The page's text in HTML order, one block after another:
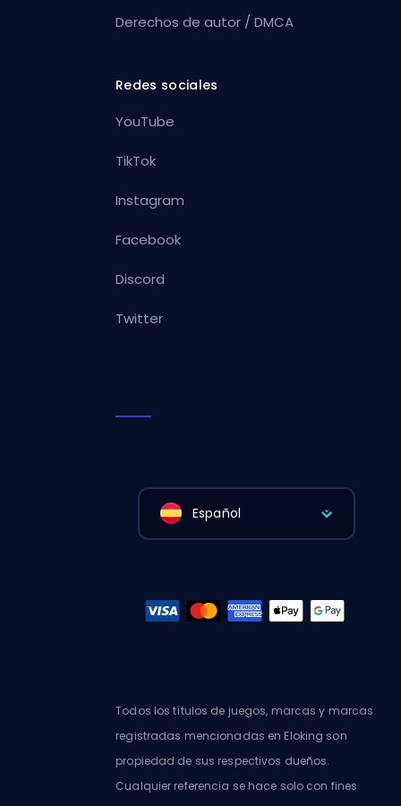
Derechos de autor / DMCA
Redes sociales
YouTube
TikTok
Instagram
Facebook
Discord
Twitter
Español
Todos los títulos de juegos, marcas y marcas
registradas mencionadas en Eloking son
propiedad de sus respectivos dueños.
Cualquier referencia se hace solo con fines